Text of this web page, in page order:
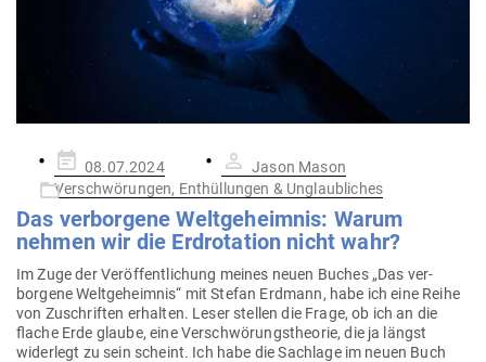
Gepostet
am
08.07.2024
Jason Mason
Verschwörungen, Enthüllungen & Unglaubliches
Das ver­borgene Welt­ge­heimnis: Warum
nehmen wir die Erd­ro­tation nicht wahr?
Im Zuge der Ver­öf­fent­li­chung meines neuen Buches „Das ver­
borgene Welt­ge­heimnis“ mit Stefan Erdmann, habe ich eine Reihe
von Zuschriften erhalten. Leser stellen die Frage, ob ich an die
flache Erde glaube, eine Ver­schwö­rungs­theorie, die ja längst
widerlegt zu sein scheint. Ich habe die Sachlage im neuen Buch